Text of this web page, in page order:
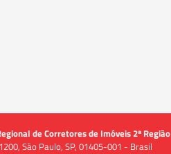
de Corretores de Imóveis 2ª Região
São Paulo, SP, 01405-001 - Brasil